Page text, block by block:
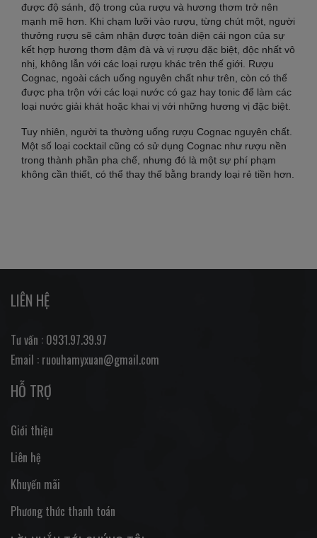
được độ sánh, độ trong của rượu và hương thơm trở nên
mạnh mẽ hơn. Khi chạm lưỡi vào rượu, từng chút một, người
thưởng rượu sẽ cảm nhận được toàn diện cái ngon của sự
kết hợp hương thơm đậm đà và vị rượu đặc biệt, độc nhất vô
nhị, không lẫn với các loại rượu khác trên thế giới. Rượu
Cognac, ngoài cách uống nguyên chất như trên, còn có thể
được pha trộn với các loại nước có gaz hay tonic để làm các
loại nước giải khát hoặc khai vị với những hương vị đặc biệt.
Tuy nhiên, người ta thường uống rượu Cognac nguyên chất.
Một số loại cocktail cũng có sử dụng Cognac như rượu nền
trong thành phần pha chế, nhưng đó là một sự phí phạm
không cần thiết, có thể thay thế bằng brandy loại rẻ tiền hơn.
LIÊN HỆ
Tư vấn : 0931.97.39.97
Email : ruouhamyxuan@gmail.com
HỖ TRỢ
Giới thiệu
Liên hệ
Khuyến mãi
Phương thức thanh toán